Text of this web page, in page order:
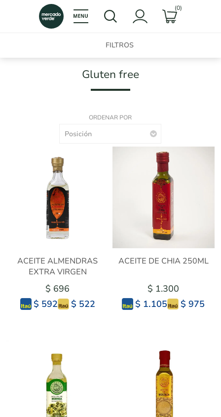
(0)
FILTROS
Gluten free
ORDENAR POR
ACEITE ALMENDRAS
EXTRA VIRGEN
$ 696
$ 592
$ 522
ACEITE DE CHIA 250ML
$ 1.300
$ 1.105
$ 975